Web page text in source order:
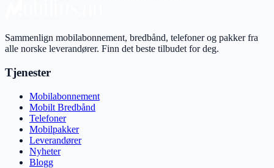
Sammenlign mobilabonnement, bredbånd, telefoner og pakker fra
alle norske leverandører. Finn det beste tilbudet for deg.
Tjenester
Mobilabonnement
Mobilt Bredbånd
Telefoner
Mobilpakker
Leverandører
Nyheter
Blogg